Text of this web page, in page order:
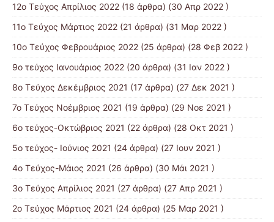
12ο Τεύχος Απρίλιος 2022 (18 άρθρα) (30 Απρ 2022 )
11o Tεύχος Μάρτιος 2022 (21 άρθρα) (31 Μαρ 2022 )
10o Tεύχος Φεβρουάριος 2022 (25 άρθρα) (28 Φεβ 2022 )
9o τεύχος Ιανουάριος 2022 (20 άρθρα) (31 Ιαν 2022 )
8o Tεύχος Δεκέμβριος 2021 (17 άρθρα) (27 Δεκ 2021 )
7o Τεύχος Νοέμβριος 2021 (19 άρθρα) (29 Νοε 2021 )
6ο τεύχος-Οκτώβριος 2021 (22 άρθρα) (28 Οκτ 2021 )
5ο τεύχος- Ιούνιος 2021 (24 άρθρα) (27 Ιουν 2021 )
4o Tεύχος-Μάιος 2021 (26 άρθρα) (30 Μάι 2021 )
3ο Τεύχος Απρίλιος 2021 (27 άρθρα) (27 Απρ 2021 )
2o Tεύχος Μάρτιος 2021 (24 άρθρα) (25 Μαρ 2021 )